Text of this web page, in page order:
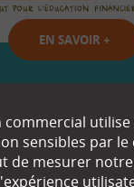
EN SAVOIR +
Partenaires
Espace Presse
commercial
sensibles par le
de mesurer